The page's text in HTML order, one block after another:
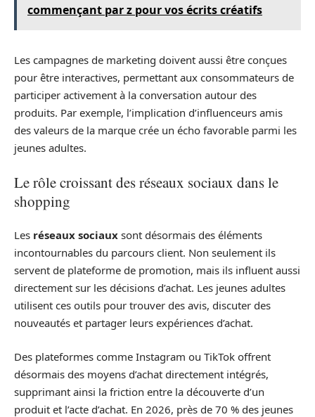
commençant par z pour vos écrits créatifs
Les campagnes de marketing doivent aussi être conçues
pour être interactives, permettant aux consommateurs de
participer activement à la conversation autour des
produits. Par exemple, l’implication d’influenceurs amis
des valeurs de la marque crée un écho favorable parmi les
jeunes adultes.
Le rôle croissant des réseaux sociaux dans le
shopping
Les réseaux sociaux sont désormais des éléments
incontournables du parcours client. Non seulement ils
servent de plateforme de promotion, mais ils influent aussi
directement sur les décisions d’achat. Les jeunes adultes
utilisent ces outils pour trouver des avis, discuter des
nouveautés et partager leurs expériences d’achat.
Des plateformes comme Instagram ou TikTok offrent
désormais des moyens d’achat directement intégrés,
supprimant ainsi la friction entre la découverte d’un
produit et l’acte d’achat. En 2026, près de 70 % des jeunes